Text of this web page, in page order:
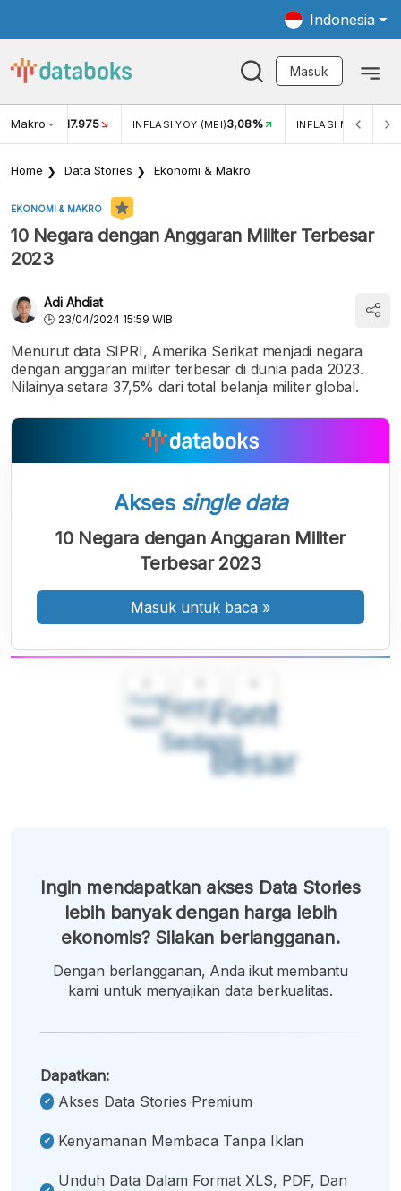
Indonesia
Masuk
Makro
USD/IDR 17.975 INFLASI YOY (MEI)3,08% INFLASI MOM (MEI)
Home Data Stories Ekonomi & Makro
EKONOMI & MAKRO
10 Negara dengan Anggaran Militer Terbesar
2023
Adi Ahdiat
23/04/2024 15:59 WIB
Menurut data SIPRI, Amerika Serikat menjadi negara
dengan anggaran militer terbesar di dunia pada 2023.
Nilainya setara 37,5% dari total belanja militer global.
Font
Kecil
Font
Sedang
Font
Besar
Akses single data
10 Negara dengan Anggaran Militer
Terbesar 2023
Masuk untuk baca »
Ingin mendapatkan akses Data Stories
lebih banyak dengan harga lebih
ekonomis? Silakan berlangganan.
Dengan berlangganan, Anda ikut membantu
kami untuk menyajikan data berkualitas.
Dapatkan:
Akses Data Stories Premium
Kenyamanan Membaca Tanpa Iklan
Unduh Data Dalam Format XLS, PDF, Dan